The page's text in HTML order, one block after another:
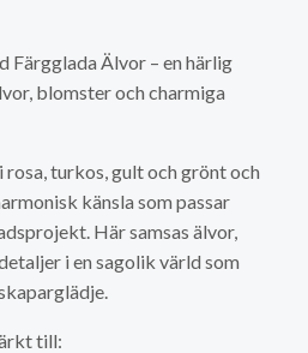
Färgglada Älvor – en härlig
blomster och charmiga
turkos, gult och grönt och
känsla som passar
Här samsas älvor,
i en sagolik värld som
till: